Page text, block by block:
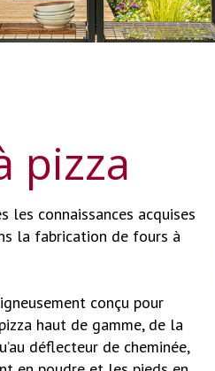
pizza
les connaissances acquises
la fabrication de fours à
conçu pour
haut de gamme, de la
déflecteur de cheminée,